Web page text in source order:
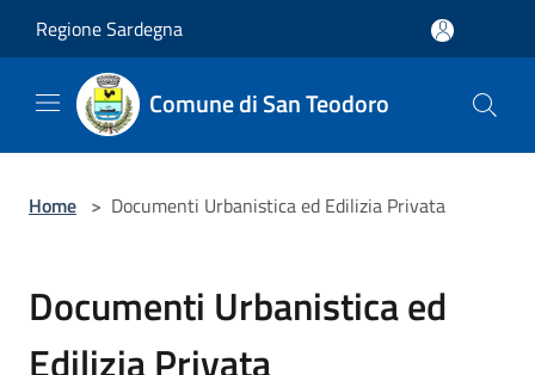
Regione Sardegna
Comune di San Teodoro
Home > Documenti Urbanistica ed Edilizia Privata
Documenti Urbanistica ed
Edilizia Privata